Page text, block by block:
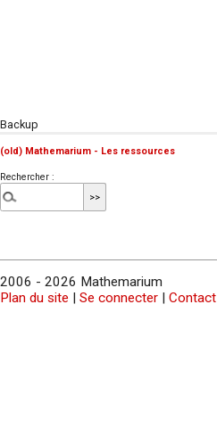
Backup
(old) Mathemarium - Les ressources
Rechercher :
2006 - 2026 Mathemarium
Plan du site
Se connecter Contact